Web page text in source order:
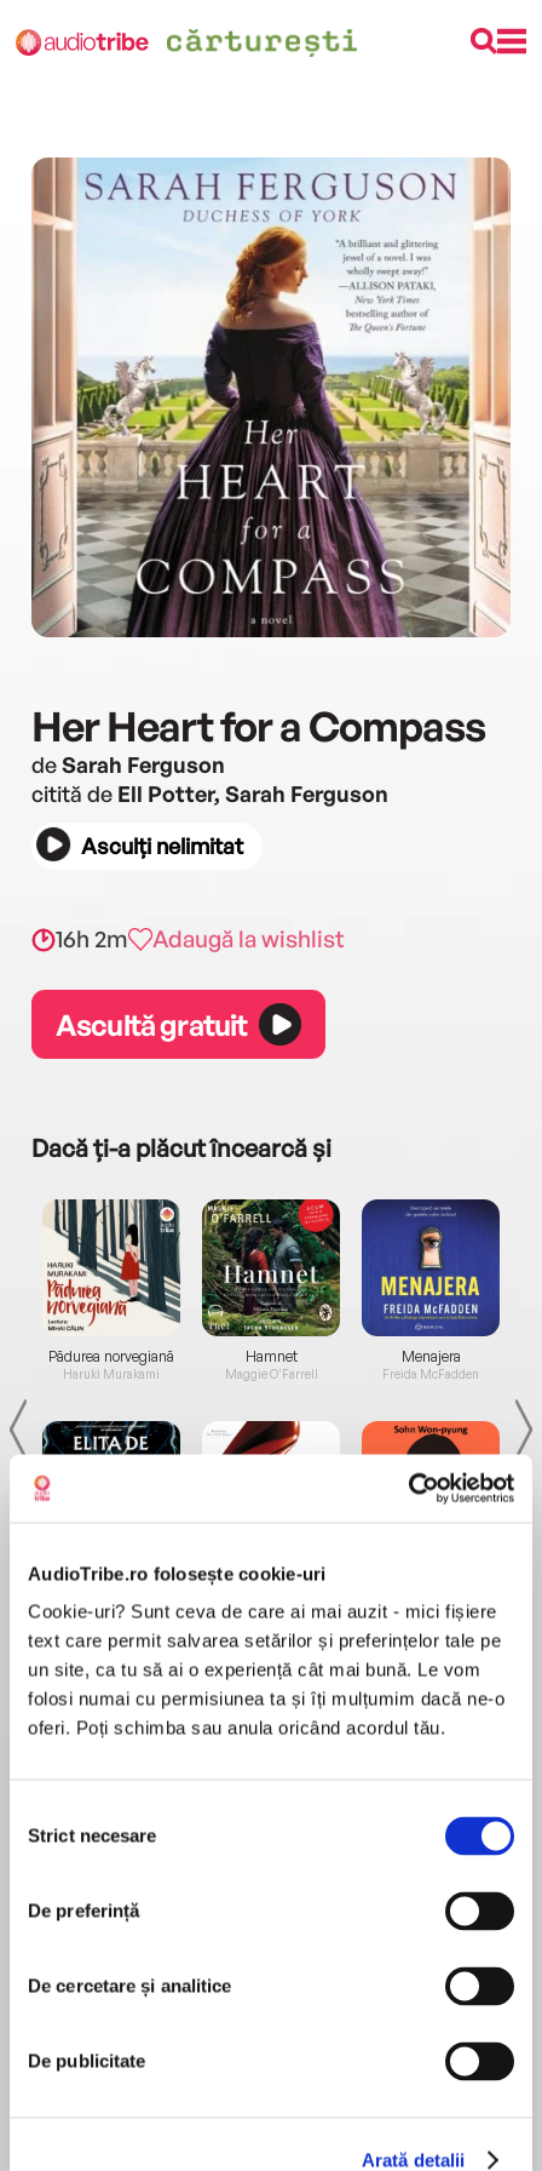
AudioTribe.ro folosește cookie-uri
Cookie-uri? Sunt ceva de care ai mai auzit - mici fișiere
text care permit salvarea setărilor și preferințelor tale pe
un site, ca tu să ai o experiență cât mai bună. Le vom
folosi numai cu permisiunea ta și îți mulțumim dacă ne-o
oferi. Poți schimba sau anula oricând acordul tău.
consimțământului
Strict necesare
De preferință
De cercetare și analitice
De publicitate
Arată detalii
Her Heart for a Compass
deSarah Ferguson
citită de Ell Potter, Sarah Ferguson
Asculți nelimitat
16h 2m Adaugă la wishlist
Ascultă gratuit
Dacă ți-a plăcut încearcă și
Pădurea norvegiană
Haruki Murakami
Elita de Argint (Elita
Hamnet
Maggie O'Farrell
Diavolul se îmbracă de
Menajera
Freida McFadden
Desprecarte
From one of the most famous former members
Duchess of York, cowritten with the acclaimed
historical novelist, Marguerite Kaye—a
coming-of-age that richly details both high
The second daughter of the Queens’ close
an advantageous marriage. But Margaret is an
MAI MULT
pentru această carte